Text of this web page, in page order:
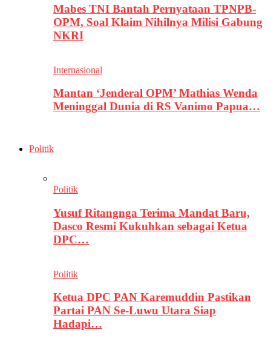
Mabes TNI Bantah Pernyataan TPNPB-
OPM, Soal Klaim Nihilnya Milisi Gabung
NKRI
Internasional
Mantan ‘Jenderal OPM’ Mathias Wenda
Meninggal Dunia di RS Vanimo Papua…
Politik
Politik
Yusuf Ritangnga Terima Mandat Baru,
Dasco Resmi Kukuhkan sebagai Ketua
DPC…
Politik
Ketua DPC PAN Karemuddin Pastikan
Partai PAN Se-Luwu Utara Siap
Hadapi…